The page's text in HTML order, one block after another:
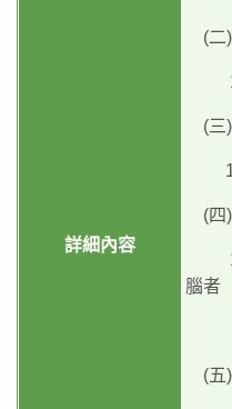
詳細內容
(二)
111
(三)
111
(四)
111
腦者
(五)